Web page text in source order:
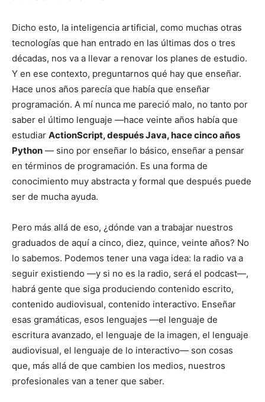
Dicho esto, la inteligencia artificial, como muchas otras
tecnologías que han entrado en las últimas dos o tres
décadas, nos va a llevar a renovar los planes de estudio.
Y en ese contexto, preguntarnos qué hay que enseñar.
Hace unos años parecía que había que enseñar
programación. A mí nunca me pareció malo, no tanto por
saber el último lenguaje —hace veinte años había que
estudiar ActionScript, después Java, hace cinco años
Python — sino por enseñar lo básico, enseñar a pensar
en términos de programación. Es una forma de
conocimiento muy abstracta y formal que después puede
ser de mucha ayuda.
Pero más allá de eso, ¿dónde van a trabajar nuestros
graduados de aquí a cinco, diez, quince, veinte años? No
lo sabemos. Podemos tener una vaga idea: la radio va a
seguir existiendo —y si no es la radio, será el podcast—,
habrá gente que siga produciendo contenido escrito,
contenido audiovisual, contenido interactivo. Enseñar
esas gramáticas, esos lenguajes —el lenguaje de
escritura avanzado, el lenguaje de la imagen, el lenguaje
audiovisual, el lenguaje de lo interactivo— son cosas
que, más allá de que cambien los medios, nuestros
profesionales van a tener que saber.